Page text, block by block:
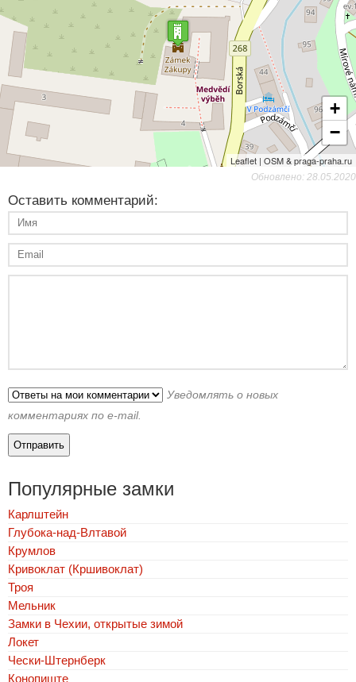
+
−
Leaflet | OSM & praga-praha.ru
Обновлено: 28.05.2020
Оставить комментарий:
Уведомлять о новых
комментариях по e-mail.
Популярные замки
Карлштейн
Глубока-над-Влтавой
Крумлов
Кривоклат (Кршивоклат)
Троя
Мельник
Замки в Чехии, открытые зимой
Локет
Чески-Штернберк
Конопиште